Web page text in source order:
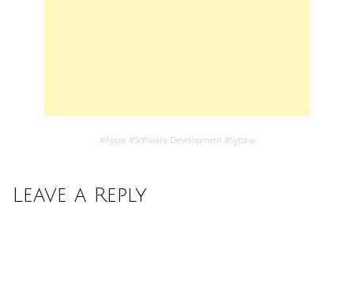
#Apple#Software Development #Sybase
Leave a Reply